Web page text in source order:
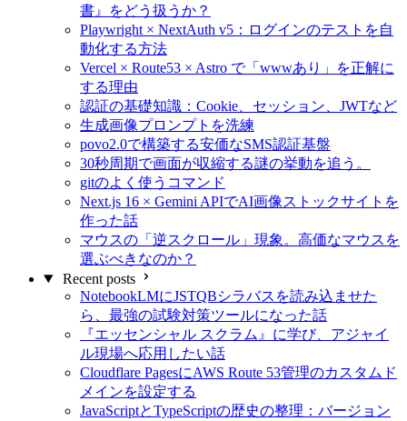
書』をどう扱うか？
Playwright × NextAuth v5：ログインのテストを自
動化する方法
Vercel × Route53 × Astro で「wwwあり」を正解に
する理由
認証の基礎知識：Cookie、セッション、JWTなど
生成画像プロンプトを洗練
povo2.0で構築する安価なSMS認証基盤
30秒周期で画面が収縮する謎の挙動を追う。
gitのよく使うコマンド
Next.js 16 × Gemini APIでAI画像ストックサイトを
作った話
マウスの「逆スクロール」現象。高価なマウスを
選ぶべきなのか？
Recent posts
NotebookLMにJSTQBシラバスを読み込ませた
ら、最強の試験対策ツールになった話
『エッセンシャル スクラム』に学び、アジャイ
ル現場へ応用したい話
Cloudflare PagesにAWS Route 53管理のカスタムド
メインを設定する
JavaScriptとTypeScriptの歴史の整理：バージョン